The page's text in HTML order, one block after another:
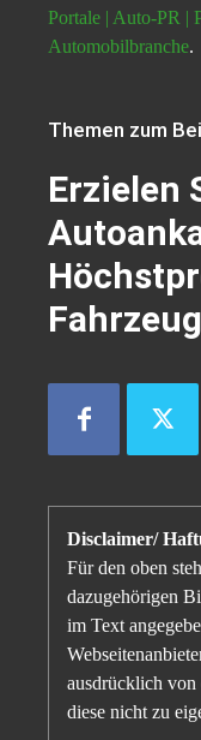
Portale | Auto-PR |
Automobilbranche.
Themen zum
Erzielen
Fahrzeug
Disclaimer/
Für den oben
dazugehörigen
im Text
ausdrücklich von
diese nicht zu